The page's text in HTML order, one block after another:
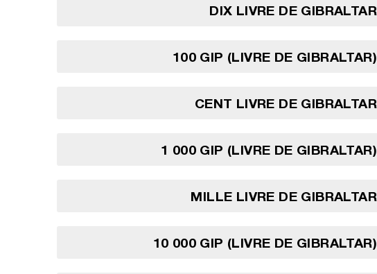
DIX LIVRE DE GIBRALTAR
100 GIP (LIVRE DE GIBRALTAR)
CENT LIVRE DE GIBRALTAR
1 000 GIP (LIVRE DE GIBRALTAR)
MILLE LIVRE DE GIBRALTAR
10 000 GIP (LIVRE DE GIBRALTAR)